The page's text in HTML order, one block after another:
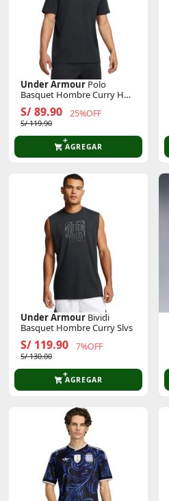
Under Armour Polo
Basquet Hombre Curry Hw
Alien
S/ 89.90 25%OFF
S/ 119.90
AGREGAR
Under Armour Bividi
Basquet Hombre Curry Slvs
S/ 119.90 7%OFF
S/ 130.00
AGREGAR